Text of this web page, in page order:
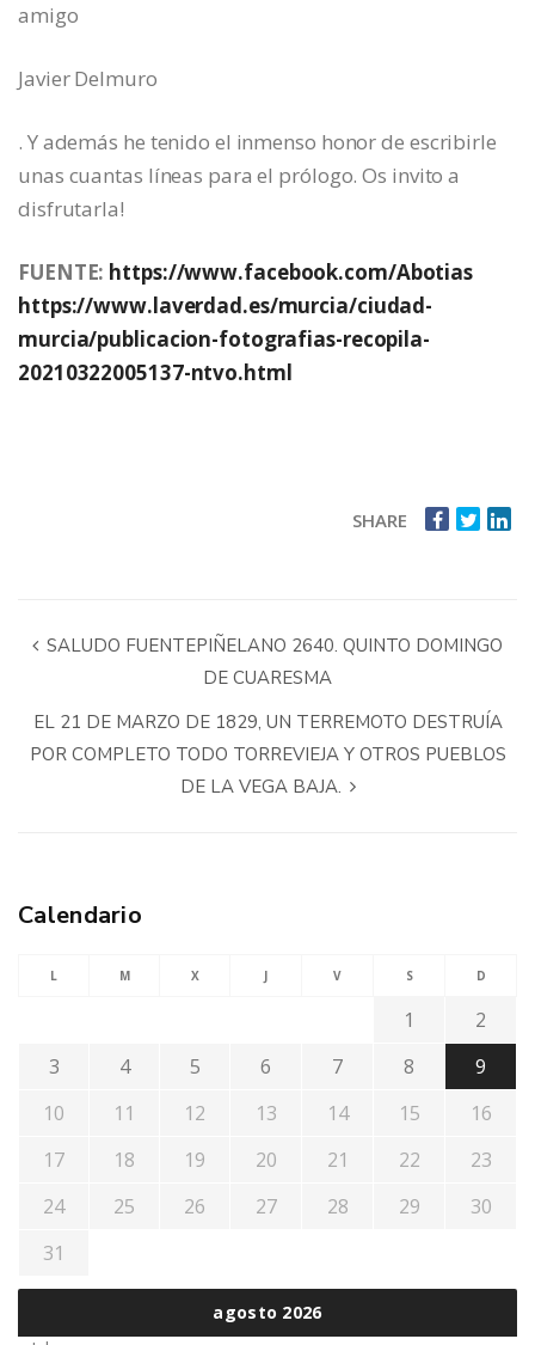
amigo
Javier Delmuro
. Y además he tenido el inmenso honor de escribirle
unas cuantas líneas para el prólogo. Os invito a
disfrutarla!
FUENTE: https://www.facebook.com/Abotias
https://www.laverdad.es/murcia/ciudad-
murcia/publicacion-fotografias-recopila-
20210322005137-ntvo.html
SHARE
SALUDO FUENTEPIÑELANO 2640. QUINTO DOMINGO
DE CUARESMA
EL 21 DE MARZO DE 1829, UN TERREMOTO DESTRUÍA
POR COMPLETO TODO TORREVIEJA Y OTROS PUEBLOS
DE LA VEGA BAJA.
Calendario
agosto 2026
L M X J V S D
1
2
3
4 5 6 7 8
9
10
11 12 13 14 15
16
17
18 19 20 21 22
23
24
25 26 27 28 29
30
31